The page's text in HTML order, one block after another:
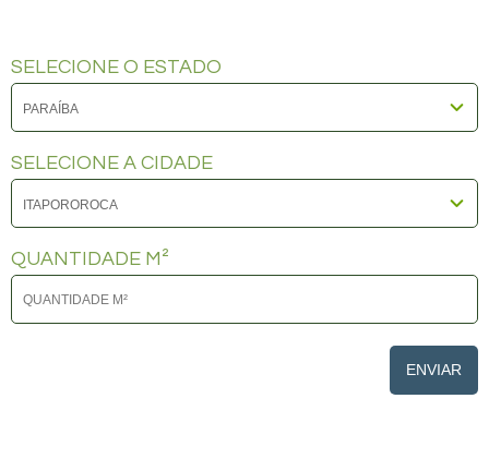
SELECIONE O ESTADO
SELECIONE A CIDADE
QUANTIDADE M²
ENVIAR